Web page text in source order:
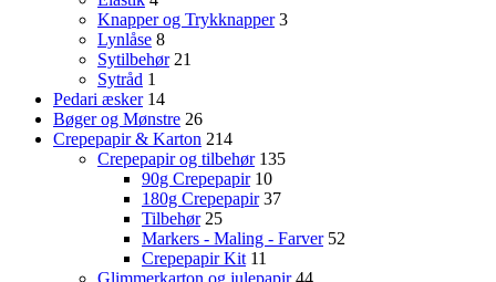
Knapper og Trykknapper 3
Lynlåse 8
Sytilbehør 21
Sytråd 1
Pedari æsker 14
Bøger og Mønstre 26
Crepepapir & Karton 214
Crepepapir og tilbehør 135
90g Crepepapir 10
180g Crepepapir 37
Tilbehør 25
Markers - Maling - Farver 52
Crepepapir Kit 11